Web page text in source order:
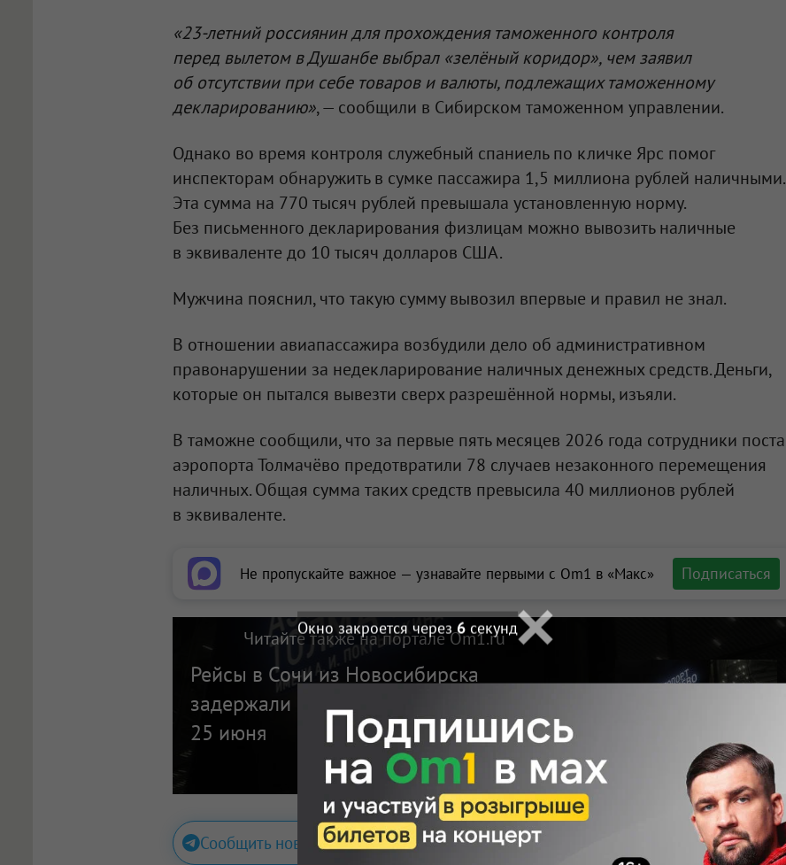
«23-летний россиянин для прохождения таможенного контроля
перед вылетом в Душанбе выбрал «зелёный коридор», чем заявил
об отсутствии при себе товаров и валюты, подлежащих таможенному
декларированию», — сообщили в Сибирском таможенном управлении.
Однако во время контроля служебный спаниель по кличке Ярс помог
инспекторам обнаружить в сумке пассажира 1,5 миллиона рублей наличными.
Эта сумма на 770 тысяч рублей превышала установленную норму.
Без письменного декларирования физлицам можно вывозить наличные
в эквиваленте до 10 тысяч долларов США.
Мужчина пояснил, что такую сумму вывозил впервые и правил не знал.
В отношении авиапассажира возбудили дело об административном
правонарушении за недекларирование наличных денежных средств. Деньги,
которые он пытался вывезти сверх разрешённой нормы, изъяли.
В таможне сообщили, что за первые пять месяцев 2026 года сотрудники поста
аэропорта Толмачёво предотвратили 78 случаев незаконного перемещения
наличных. Общая сумма таких средств превысила 40 миллионов рублей
в эквиваленте.
Не пропускайте важное — узнавайте первыми с Om1 в «Макс» Подписаться
Читайте также на портале Om1.ru
Рейсы в Сочи из Новосибирска
задержали больше чем на три часа
25 июня
Сообщить новость Размещение рекламы Телеграм
Окно закроется через4 секунд